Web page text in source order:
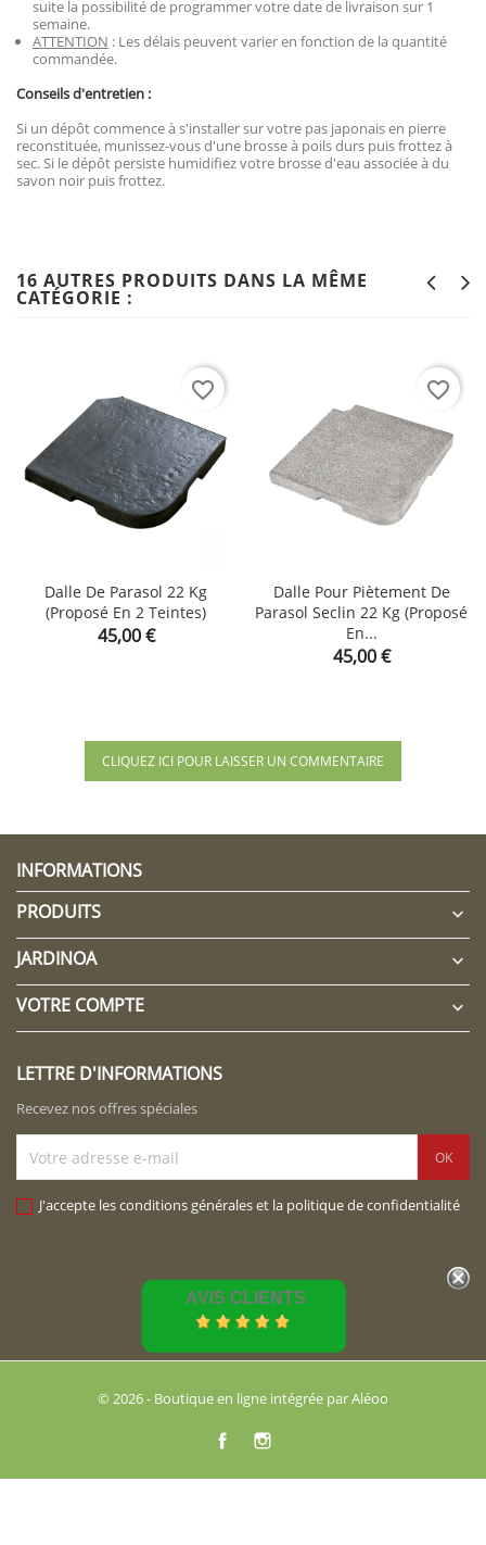
suite la possibilité de programmer votre date de livraison sur 1
semaine.
ATTENTION : Les délais peuvent varier en fonction de la quantité
commandée.
Conseils d'entretien :
Si un dépôt commence à s'installer sur votre pas japonais en pierre
reconstituée, munissez-vous d'une brosse à poils durs puis frottez à
sec. Si le dépôt persiste humidifiez votre brosse d'eau associée à du
savon noir puis frottez.
16 AUTRES PRODUITS DANS LA MÊME
CATÉGORIE :
Dalle De Parasol 22 Kg
(proposé En 2 Teintes)
Prix
45,00 €
favorite_border
Dalle Pour Piètement De
Parasol Seclin 22 Kg (proposé
En...
Prix
45,00 €
favorite_border
CLIQUEZ ICI POUR LAISSER UN COMMENTAIRE
INFORMATIONS
PRODUITS

JARDINOA 
VOTRE COMPTE 
LETTRE D'INFORMATIONS
Recevez nos offres spéciales
J'accepte les conditions générales et la politique de confidentialité
AVIS CLIENTS
© 2026 - Boutique en ligne intégrée par Aléoo
Facebook